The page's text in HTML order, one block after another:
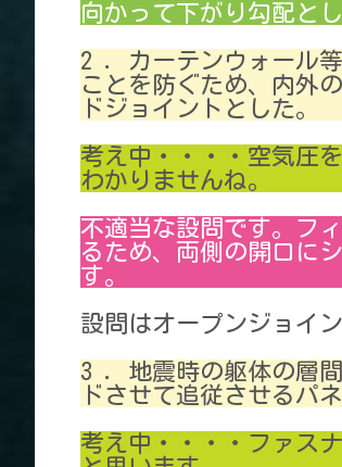
向かって下がり勾配とし
2 ．カーテンウォール
ことを防ぐため、内外
ドジョイントとした。
考え中・・・・空気圧
わかりませんね。
不適当な設問です。フ
るため、両側の開口に
す。
設問はオープンジョイ
3 ．地震時の躯体の層
ドさせて追従させるパ
考え中・・・・ファス